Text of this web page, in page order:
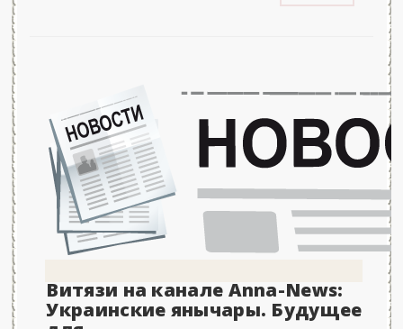
Витязи на канале Anna-News:
Украинские янычары. Будущее